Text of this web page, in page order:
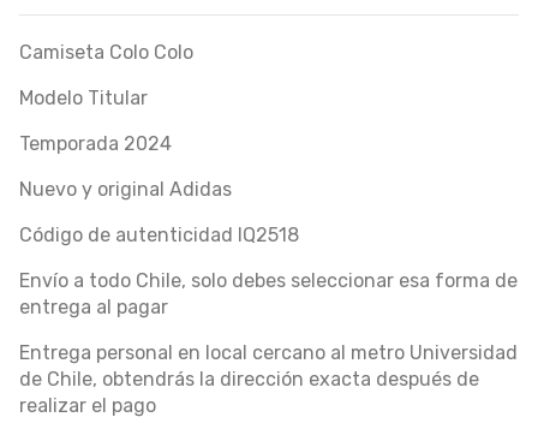
Camiseta Colo Colo
Modelo Titular
Temporada 2024
Nuevo y original Adidas
Código de autenticidad IQ2518
Envío a todo Chile, solo debes seleccionar esa forma de
entrega al pagar
Entrega personal en local cercano al metro Universidad
de Chile, obtendrás la dirección exacta después de
realizar el pago